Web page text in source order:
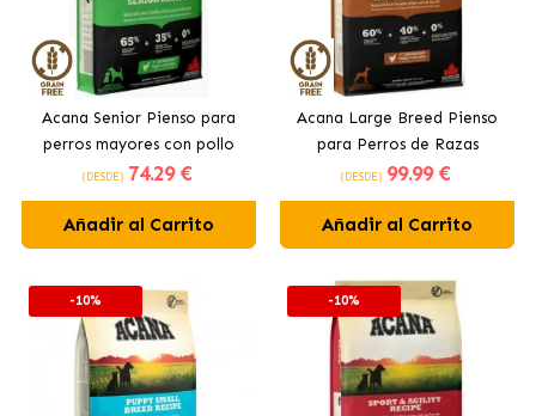
Acana Senior Pienso para
perros mayores con pollo
fresco
(DESDE) 74.29 €
Añadir al Carrito
Acana Large Breed Pienso
para Perros de Razas
Grandes con Pollo
(DESDE) 99.99 €
Añadir al Carrito
-10% -10%